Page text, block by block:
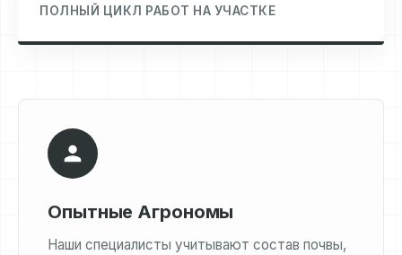
ПОЛНЫЙ ЦИКЛ РАБОТ НА УЧАСТКЕ
Опытные Агрономы
Наши специалисты учитывают состав почвы,